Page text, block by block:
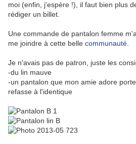
moi (enfin, j'espère !), il faut bien plus
rédiger un billet.
Une commande de pantalon femme
me joindre à cette belle communauté
Je n'avais pas de patron, juste les
-du lin mauve
-un pantalon que mon amie adore
refasse à l'identique